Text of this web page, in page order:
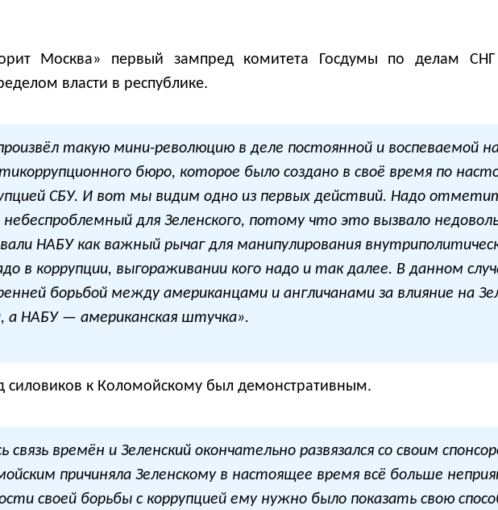
Москва» первый зампред комитета Госдумы по делам СНГ
власти в республике.
такую мини-революцию в деле постоянной и воспеваемой
бюро, которое было создано в своё время по
СБУ. И вот мы видим одно из первых действий. Надо
для Зеленского, потому что это вызвало
НАБУ как важный рычаг для манипулирования
в коррупции, выгораживании кого надо и так далее. В данном
борьбой между американцами и англичанами за влияние на
а НАБУ — американская штучка».
силовиков к Коломойскому был демонстративным.
связь времён и Зеленский окончательно развязался со своим
причиняла Зеленскому в настоящее время всё больше
своей борьбы с коррупцией ему нужно было показать свою